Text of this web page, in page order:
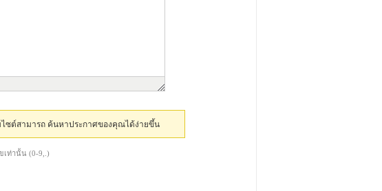
ไซต์สามารถ ค้นหาประกาศของคุณได้ง่ายขึ้น
เท่านั้น (0-9,.)